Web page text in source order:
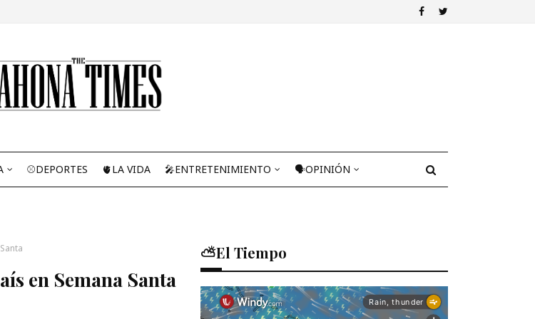
⚾DEPORTES 🫀LA VIDA 🎤ENTRETENIMIENTO 🗣OPINIÓN
en Semana Santa
⛅El Tiempo